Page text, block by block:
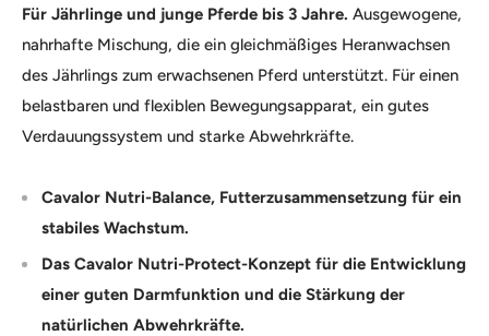
Für Jährlinge und junge Pferde bis 3 Jahre. Ausgewogene,
nahrhafte Mischung, die ein gleichmäßiges Heranwachsen
des Jährlings zum erwachsenen Pferd unterstützt. Für einen
belastbaren und flexiblen Bewegungsapparat, ein gutes
Verdauungssystem und starke Abwehrkräfte.
Cavalor Nutri-Balance, Futterzusammensetzung für ein
stabiles Wachstum.
Das Cavalor Nutri-Protect-Konzept für die Entwicklung
einer guten Darmfunktion und die Stärkung der
natürlichen Abwehrkräfte.